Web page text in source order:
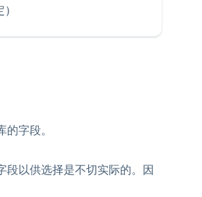
字段。
段以供选择是不切实际的。因